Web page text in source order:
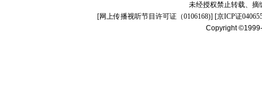
未经授权禁止转载、摘
[网上传播视听节目许可证（0106168)] [京ICP证
Copyright